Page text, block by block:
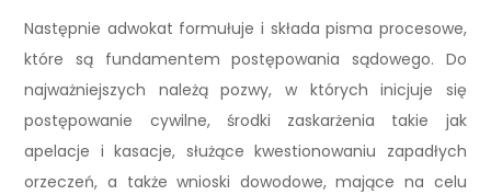
Następnie adwokat formułuje i składa pisma procesowe,
które są fundamentem postępowania sądowego. Do
najważniejszych należą pozwy, w których inicjuje się
postępowanie cywilne, środki zaskarżenia takie jak
apelacje i kasacje, służące kwestionowaniu zapadłych
orzeczeń, a także wnioski dowodowe, mające na celu